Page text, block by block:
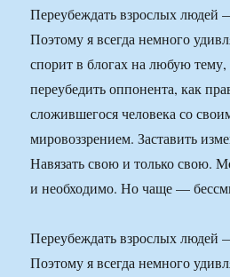
Переубеждать взрослых людей
Поэтому я всегда немного
спорит в блогах на любую
переубедить оппонента, как
сложившегося человека со
мировоззрением. Заставить
Навязать свою и только свою.
и необходимо. Но чаще —
Переубеждать взрослых людей
Поэтому я всегда немного